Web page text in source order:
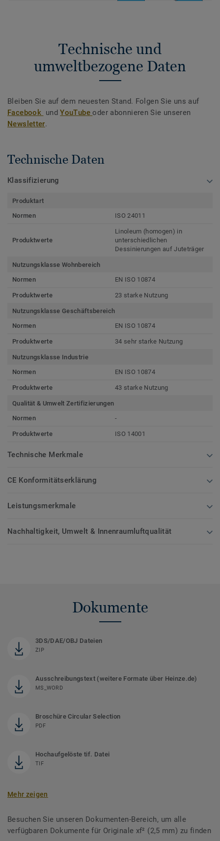
Technische und
umweltbezogene Daten
Bleiben Sie auf dem neuesten Stand. Folgen Sie uns auf
Facebook undYouTubeoder abonnieren Sie unseren
Newsletter.
Technische Daten
Klassifizierung
Produktart
Normen
ISO 24011
Produktwerte
Linoleum (homogen) in
unterschiedlichen
Dessinierungen auf Juteträger
Nutzungsklasse Wohnbereich
Normen
EN ISO 10874
Produktwerte 23 starke Nutzung
Nutzungsklasse Geschäftsbereich
Normen
EN ISO 10874
Produktwerte 34 sehr starke Nutzung
Nutzungsklasse Industrie
Normen
EN ISO 10874
Produktwerte 43 starke Nutzung
Qualität & Umwelt Zertifizierungen
Normen
-
Produktwerte ISO 14001
Technische Merkmale
CE Konformitätserklärung
Leistungsmerkmale
Nachhaltigkeit, Umwelt & Innenraumluftqualität
Dokumente
3DS/DAE/OBJ Dateien
ZIP
Ausschreibungstext (weitere Formate über Heinze.de)
MS_WORD
Broschüre Circular Selection
PDF
Hochaufgelöste tif. Datei
TIF
Mehr zeigen
Besuchen Sie unseren Dokumenten-Bereich, um alle
verfügbaren Dokumente für Originale xf² (2,5 mm) zu finden